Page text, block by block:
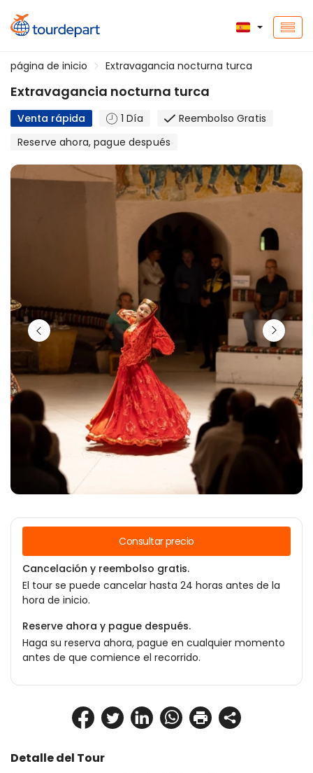
página de inicio Extravagancia nocturna turca
Extravagancia nocturna turca
Venta rápida 1 Día
Reembolso Gratis
Reserve ahora, pague después
Detalle del Tour
Consultar precio
Cancelación y reembolso gratis.
El tour se puede cancelar hasta 24 horas antes de la
hora de inicio.
Reserve ahora y pague después.
Haga su reserva ahora, pague en cualquier momento
antes de que comience el recorrido.